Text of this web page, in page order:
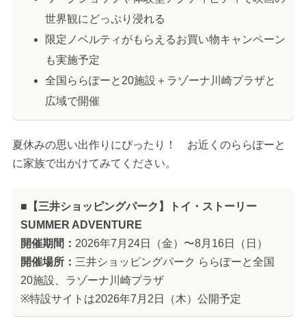
世界観にどっぷり浸れる
限定ノベルティがもらえるお買い物キャンペーン
も実施予定
全国ららぽーと20施設＋ラゾーナ川崎プラザと
広域で開催
夏休みの思い出作りにぴったり！ お近くのららぽーと
に家族で出かけてみてください。
■【三井ショッピングパーク】トイ・ストーリー
SUMMER ADVENTURE
開催期間： 2026年7月24日（金）〜8月16日（日）
開催場所： 三井ショッピングパーク ららぽーと全国
20施設、ラゾーナ川崎プラザ
※特設サイトは2026年7月2日（木）公開予定